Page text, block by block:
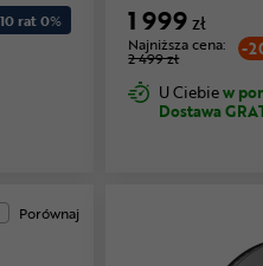
10 rat 0% 1 999zł
-
Najniższa cena:
2 499 zł
U Ciebiew
Dostawa
Porównaj